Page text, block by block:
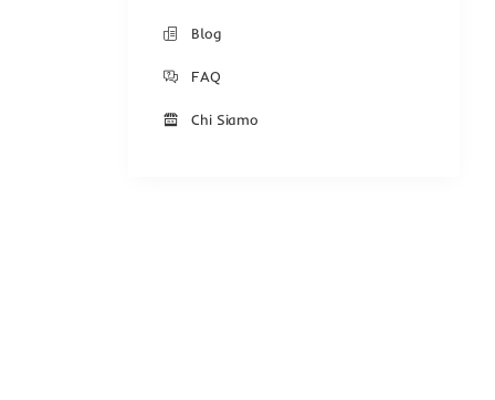
Blog
FAQ
Chi Siamo